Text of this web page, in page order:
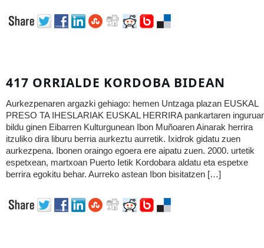
417 ORRIALDE KORDOBA BIDEAN
Aurkezpenaren argazki gehiago: hemen Untzaga plazan EUSKAL
PRESO TA IHESLARIAK EUSKAL HERRIRA pankartaren
bildu ginen Eibarren Kulturgunean Ibon Muñoaren Ainarak herrira
itzuliko dira liburu berria aurkeztu aurretik. Ixidrok gidatu zuen
aurkezpena. Ibonen oraingo egoera ere aipatu zuen. 2000. urtetik
espetxean, martxoan Puerto Ietik Kordobara aldatu eta espetxe
berrira egokitu behar. Aurreko astean Ibon bisitatzen […]